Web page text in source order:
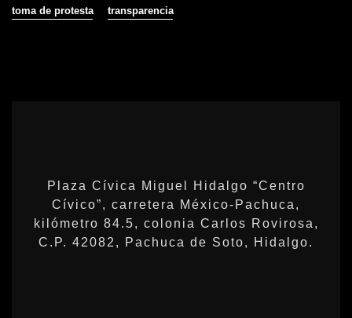
toma de protesta transparencia
Plaza Cívica Miguel Hidalgo “Centro
Cívico”, carretera México-Pachuca,
kilómetro 84.5, colonia Carlos Rovirosa,
C.P. 42082, Pachuca de Soto, Hidalgo.